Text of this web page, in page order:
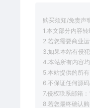
购买须知/免责声
1.本文部分内容
2.若您需要商业
3.如果本站有侵
4.本站所有内容
5.本站提供的所
6.不保证任何源码
7.侵权联系邮箱
8.若您最终确认